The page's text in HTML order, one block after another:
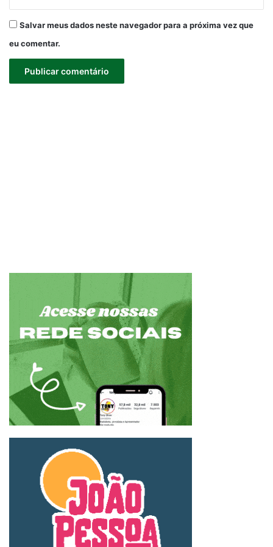
Salvar meus dados neste navegador para a próxima vez que
eu comentar.